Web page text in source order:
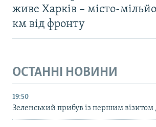
живе Харків – місто-
км від фронту
ОСТАННІ НОВИНИ
19:50
Зеленський прибув із першим візитом